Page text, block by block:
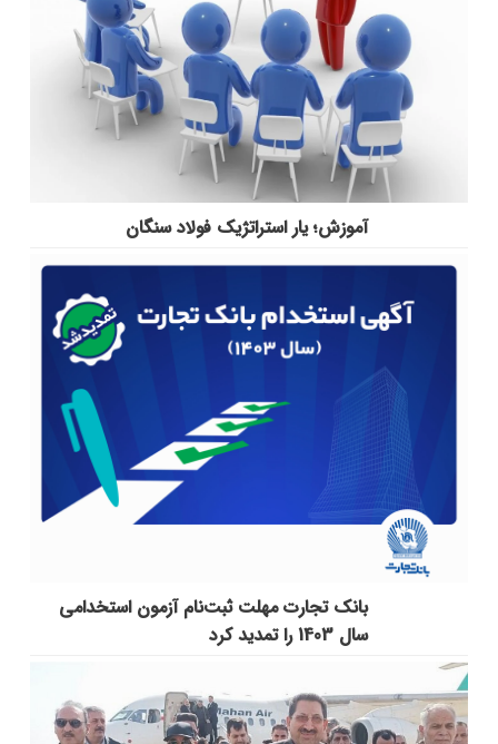
آموزش؛ یار استراتژیک فولاد سنگان
بانک تجارت مهلت ثبت‌نام آزمون استخدامی
سال 1403 را تمدید کرد